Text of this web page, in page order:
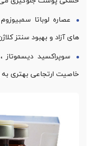
عصاره لوباتا
های آزاد و بهبود سنتز
سوپراکسید
خاصیت ارتجاعی بهتری